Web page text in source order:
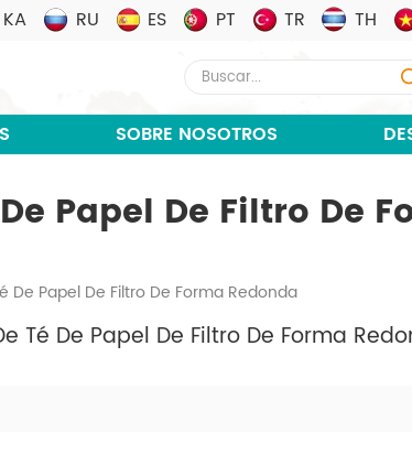
KA RU ES PT TR TH
SOBRE NOSOTROS
Papel De Filtro De
De Papel De Filtro De Forma Redonda
Té De Papel De Filtro De Forma